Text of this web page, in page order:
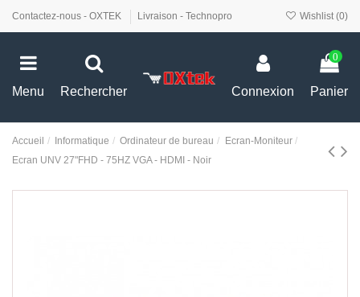
Contactez-nous - OXTEK Livraison - Technopro Wishlist (0)
Menu Rechercher Connexion
0
Panier
Accueil Informatique Ordinateur de bureau
Ecran-Moniteur
Ecran UNV 27"FHD - 75HZ VGA - HDMI - Noir